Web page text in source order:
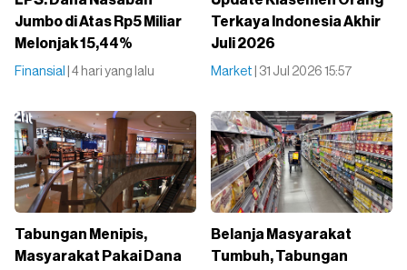
Jumbo di Atas Rp5 Miliar
Melonjak 15,44%
Finansial | 4 hari yang lalu
Terkaya Indonesia Akhir
Juli 2026
Market | 31 Jul 2026 15:57
Tabungan Menipis,
Masyarakat Pakai Dana
Belanja Masyarakat
Tumbuh, Tabungan